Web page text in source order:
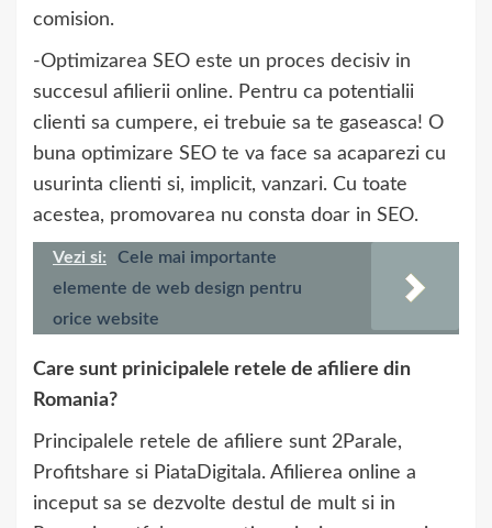
comision.
-Optimizarea SEO este un proces decisiv in
succesul afilierii online. Pentru ca potentialii
clienti sa cumpere, ei trebuie sa te gaseasca! O
buna optimizare SEO te va face sa acaparezi cu
usurinta clienti si, implicit, vanzari. Cu toate
acestea, promovarea nu consta doar in SEO.
Vezi si:
Cele mai importante
elemente de web design pentru
orice website
Care sunt prinicipalele retele de afiliere din
Romania?
Principalele retele de afiliere sunt 2Parale,
Profitshare si PiataDigitala. Afilierea online a
inceput sa se dezvolte destul de mult si in